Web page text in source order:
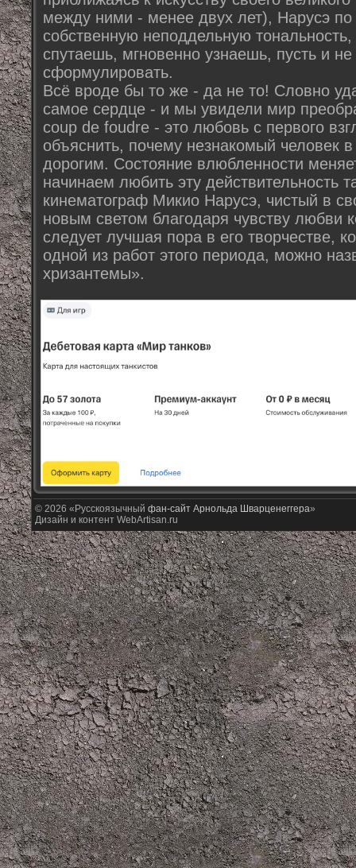
между ними - менее двух лет), Нарусэ
собственную неподдельную
спутаешь, мгновенно узнаешь, пусть и
сформулировать.
Всё вроде бы то же - да не то! Словно
самое сердце - и мы увидели мир
coup de foudre - это любовь с первого
объяснить, почему незнакомый человек
дорогим. Состояние влюбленности
начинаем любить эту действительность
кинематограф Микио Нарусэ, чистый в
новым светом благодаря чувству любви
следует лучшая пора в его творчестве,
одной из работ этого периода, можно
хризантемы».
© 2026 «Русскоязычный фан-сайт Арнольда Шварценеггера»
Дизайн и контент WebArtisan.ru